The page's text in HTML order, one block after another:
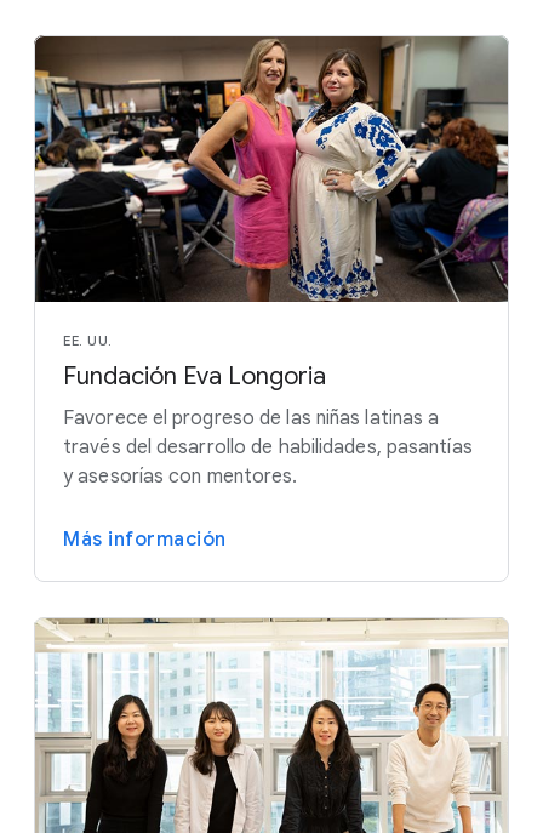
EE. UU.
Fundación Eva Longoria
Favorece el progreso de las niñas latinas a
través del desarrollo de habilidades, pasantías
y asesorías con mentores.
Más información